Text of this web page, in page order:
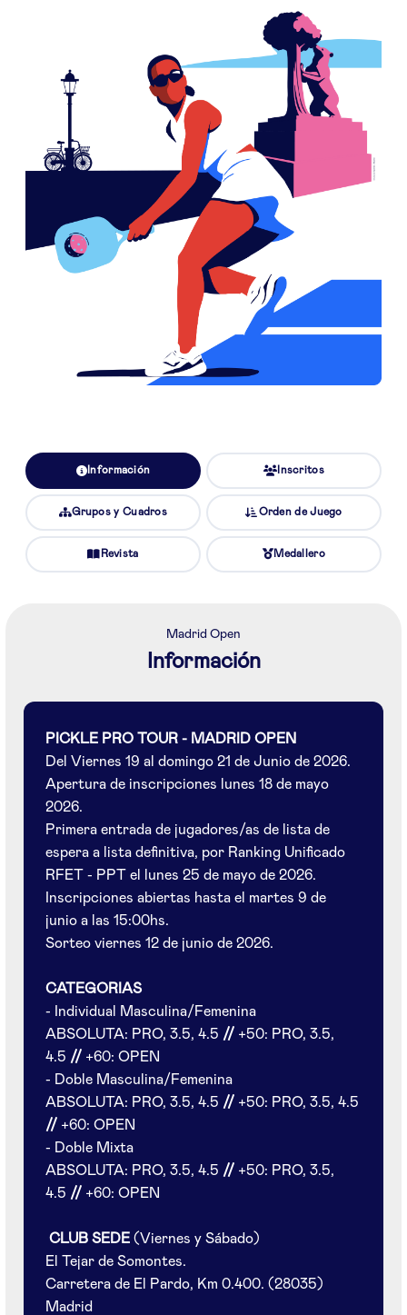
Información Inscritos
Grupos y Cuadros Orden de Juego
Revista Medallero
Madrid Open
Información
PICKLE PRO TOUR - MADRID OPEN
Del Viernes 19 al domingo 21 de Junio de 2026.
Apertura de inscripciones lunes 18 de mayo
2026.
Primera entrada de jugadores/as de lista de
espera a lista definitiva, por Ranking Unificado
RFET - PPT el lunes 25 de mayo de 2026.
Inscripciones abiertas hasta el martes 9 de
junio a las 15:00hs.
Sorteo viernes 12 de junio de 2026.
CATEGORIAS
- Individual Masculina/Femenina
ABSOLUTA: PRO, 3.5, 4.5 // +50: PRO, 3.5,
4.5 // +60: OPEN
- Doble Masculina/Femenina
ABSOLUTA: PRO, 3.5, 4.5 // +50: PRO, 3.5, 4.5
// +60: OPEN
- Doble Mixta
ABSOLUTA: PRO, 3.5, 4.5 // +50: PRO, 3.5,
4.5 // +60: OPEN
CLUB SEDE (Viernes y Sábado)
El Tejar de Somontes.
Carretera de El Pardo, Km 0.400. (28035)
Madrid